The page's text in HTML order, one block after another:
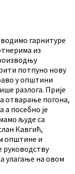
гарнитуре
из
потпуно нову
у општини
разлога. Прије
отварање погона,
а посебно је
људе са
Кавгић,
општине и
руководству
улагање на овом